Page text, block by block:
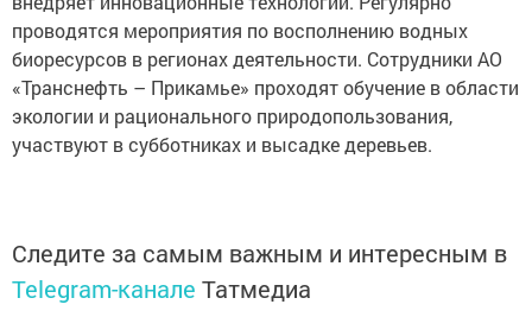
проводятся мероприятия по восполнению водных
биоресурсов в регионах деятельности. Сотрудники АО
«Транснефть – Прикамье» проходят обучение в области
экологии и рационального природопользования,
участвуют в субботниках и высадке деревьев.
Telegram-каналеТатмедиа